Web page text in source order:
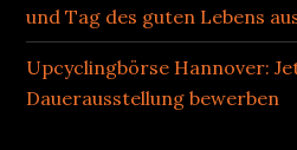
und Tag des guten Lebens
Upcyclingbörse Hannover:
Dauerausstellung bewerben